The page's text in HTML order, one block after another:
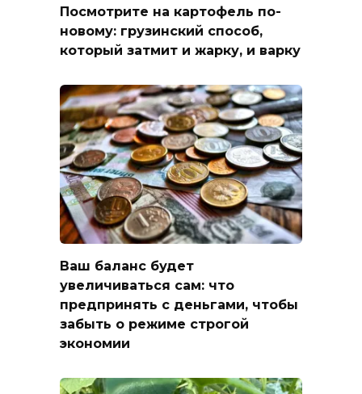
Посмотрите на картофель по-
новому: грузинский способ,
который затмит и жарку, и варку
Ваш баланс будет
увеличиваться сам: что
предпринять с деньгами, чтобы
забыть о режиме строгой
экономии